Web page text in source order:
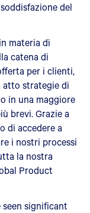
del
materia di
catena di
per i clienti,
atto strategie di
in una maggiore
brevi. Grazie a
di accedere a
i nostri processi
la nostra
Product
seen significant